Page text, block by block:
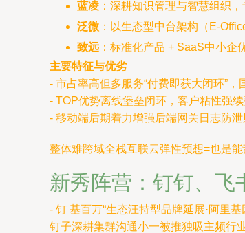
蓝凌 ：深耕知识管理与智慧组织
泛微 ：以生态型中台架构（E-
致远 ：标准化产品 + SaaS中小
主要特征与优劣
- 市占率高但多服务“付费即获大闭环”，
- TOP优势离线堡垒闭环，客户粘性强
- 移动端后期着力增强后端网关日志防
整体难跨域全栈互联云弹性预想=也是
新秀阵营：钉钉、飞
- 钉 基百万“生态汪持型品牌延展·阿里
钉子深耕集群沟通小一被推独吸主频行